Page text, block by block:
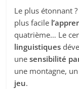
Le plus étonnant
plus facile
quatrième… Le
linguistiques
unesensibilité
une montagne,
jeu.